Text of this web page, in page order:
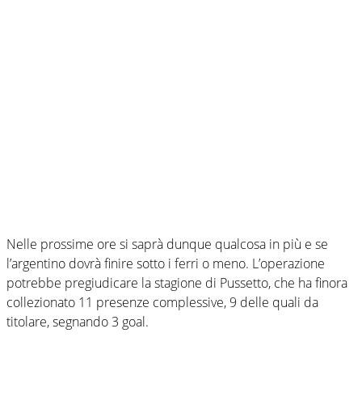
Nelle prossime ore si saprà dunque qualcosa in più e se
l’argentino dovrà finire sotto i ferri o meno. L’operazione
potrebbe pregiudicare la stagione di Pussetto, che ha finora
collezionato 11 presenze complessive, 9 delle quali da
titolare, segnando 3 goal.